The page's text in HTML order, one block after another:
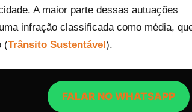
A maior parte dessas autuações
infração classificada como média,
(Trânsito Sustentável).
FALAR NO WHATSAPP